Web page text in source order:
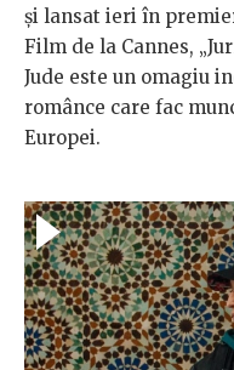
și lansat ieri în
Film de la Cannes,
Jude este un omagiu
românce care fac
Europei.